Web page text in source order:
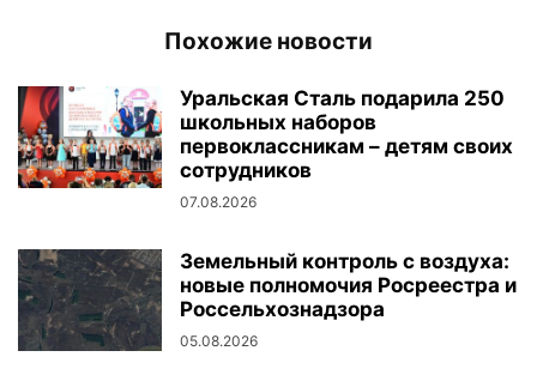
Похожие новости
Уральская Сталь подарила 250
школьных наборов
первоклассникам – детям своих
сотрудников
07.08.2026
Земельный контроль с воздуха:
новые полномочия Росреестра и
Россельхознадзора
05.08.2026